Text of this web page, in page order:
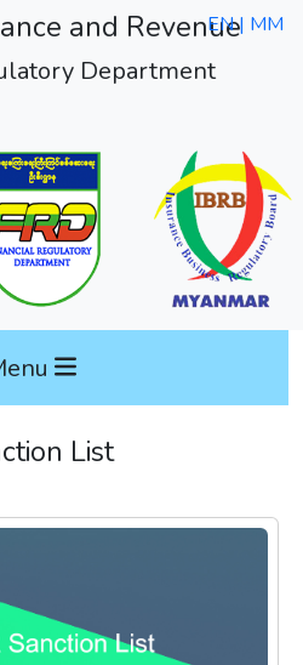
and Revenue
Department
EN | MM
List